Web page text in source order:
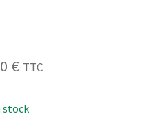
€Le
actuel
TTC
stock